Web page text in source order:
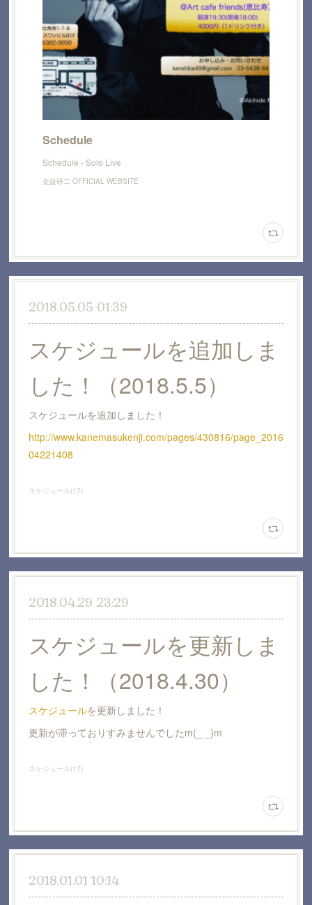
Schedule
Schedule - Solo Live
金益研二 OFFICIAL WEBSITE
2018.05.05 01:39
スケジュールを追加しま
した！（2018.5.5）
スケジュールを追加しました！
http://www.kanemasukenji.com/pages/430816/page_2016
04221408
スケジュール(17)
2018.04.29 23:29
スケジュールを更新しま
した！（2018.4.30）
スケジュールを更新しました！
更新が滞っておりすみませんでしたm(_ _)m
スケジュール(17)
2018.01.01 10:14